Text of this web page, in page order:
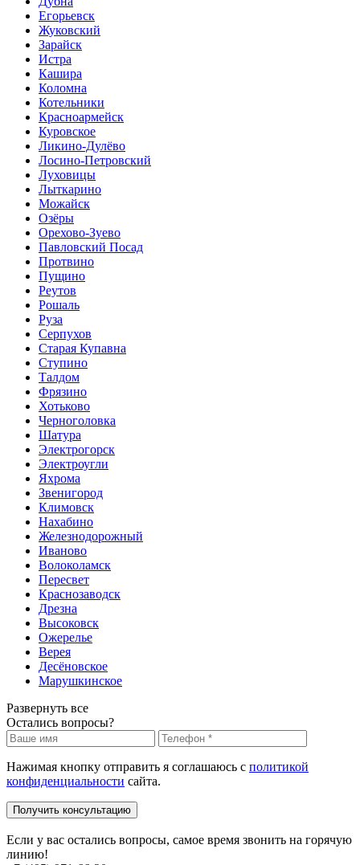
Егорьевск
Жуковский
Зарайск
Истра
Кашира
Коломна
Котельники
Красноармейск
Куровское
Ликино-Дулёво
Лосино-Петровский
Луховицы
Лыткарино
Можайск
Озёры
Орехово-Зуево
Павловский Посад
Протвино
Пущино
Реутов
Рошаль
Руза
Серпухов
Старая Купавна
Ступино
Талдом
Фрязино
Хотьково
Черноголовка
Шатура
Электрогорск
Электроугли
Яхрома
Звенигород
Климовск
Нахабино
Железнодорожный
Иваново
Волоколамск
Пересвет
Краснозаводск
Дрезна
Высоковск
Ожерелье
Верея
Десёновское
Марушкинское
Развернуть все
Остались вопросы?
Нажимая кнопку отправить я соглашаюсь с политикой
конфиденциальности сайта.
Получить консультацию
Если у вас остались вопросы, самое время звонить на горячую
линию!